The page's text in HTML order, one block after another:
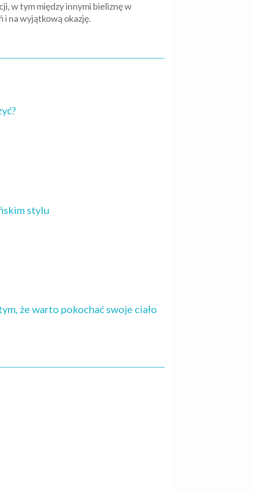
w tym między innymi bieliznę w
i na wyjątkową okazję.
stylu
że warto pokochać swoje ciało